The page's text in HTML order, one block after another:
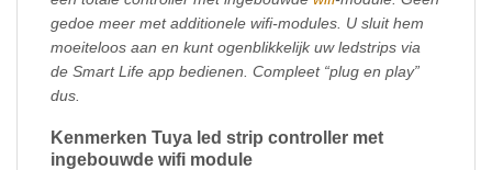
gedoe meer met additionele wifi-modules. U sluit hem
moeiteloos aan en kunt ogenblikkelijk uw ledstrips via
de Smart Life app bedienen. Compleet “plug en play”
dus.
Kenmerken Tuya led strip controller met
ingebouwde wifi module